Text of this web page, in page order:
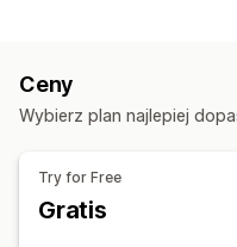
Automatyczne odtwarzanie
Ceny
Wybierz plan najlepiej
Try for Free
Gratis